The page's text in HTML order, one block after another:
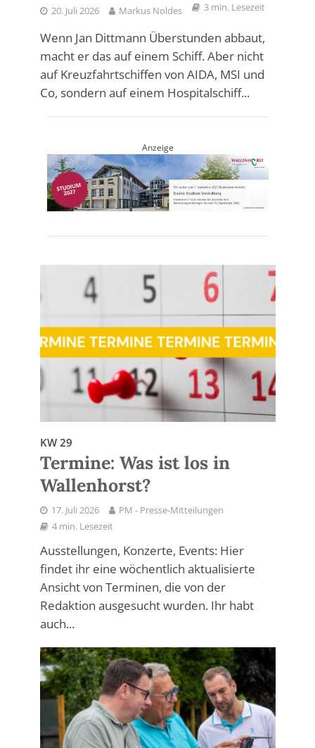
20. Juli 2026 Markus Noldes 3 min. Lesezeit
Wenn Jan Dittmann Überstunden abbaut,
macht er das auf einem Schiff. Aber nicht
auf Kreuzfahrtschiffen von AIDA, MSI und
Co, sondern auf einem Hospitalschiff...
Anzeige
KW 29
Termine: Was ist los in
Wallenhorst?
17. Juli 2026
PM - Presse-Mitteilungen
4 min. Lesezeit
Ausstellungen, Konzerte, Events: Hier
findet ihr eine wöchentlich aktualisierte
Ansicht von Terminen, die von der
Redaktion ausgesucht wurden. Ihr habt
auch...